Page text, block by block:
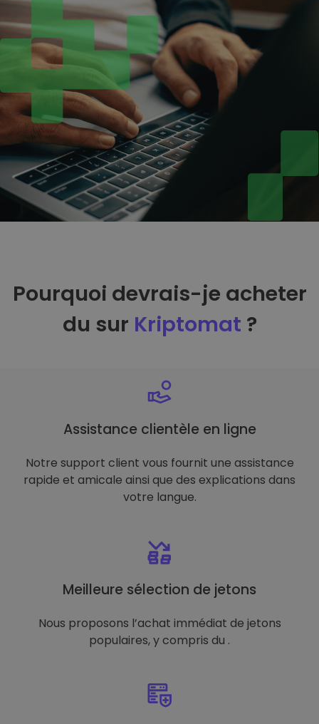
Pourquoi devrais-je acheter
du sur Kriptomat ?
Assistance clientèle en ligne
Notre support client vous fournit une assistance
rapide et amicale ainsi que des explications dans
votre langue.
Meilleure sélection de jetons
Nous proposons l’achat immédiat de jetons
populaires, y compris du .